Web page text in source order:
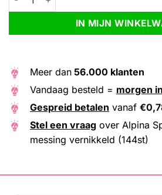
IN MIJN
Meer dan 56.000 klanten
Vandaag besteld = morgen
Gespreid betalen vanaf €
Stel een vraag over Alpina
messing vernikkeld (144st)